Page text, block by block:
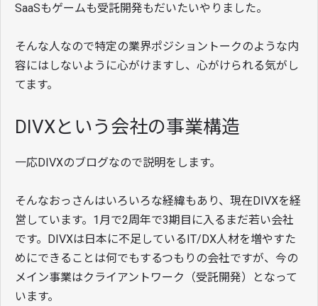
SaaSもゲームも受託開発もだいたいやりました。
そんな人なので特定の業界ポジショントークのような内
容にはしないように心がけますし、心がけられる気がし
てます。
DIVXという会社の事業構造
一応DIVXのブログなので説明をします。
そんなおっさんはいろいろな経緯もあり、現在DIVXを経
営しています。1月で2周年で3期目に入るまだ若い会社
です。DIVXは日本に不足しているIT/DX人材を増やすた
めにできることは何でもするつもりの会社ですが、今の
メイン事業はクライアントワーク（受託開発）となって
います。